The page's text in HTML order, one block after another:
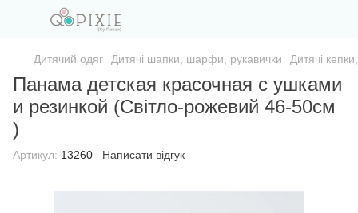
Дитячий одяг Дитячі шапки, шарфи, рукавички Дитячі
Панама детская красочная с ушками
и резинкой (Світло-рожевий 46-50см
)
Артикул: 13260 Написати відгук